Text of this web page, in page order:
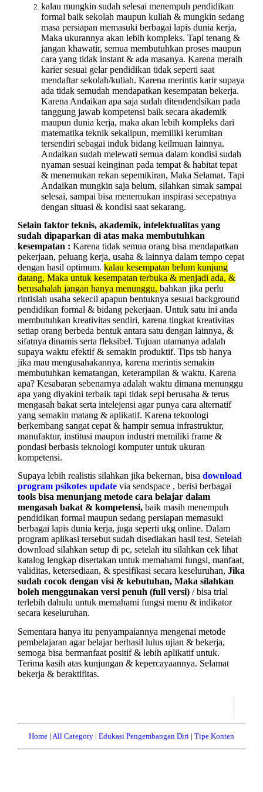
kalau mungkin sudah selesai menempuh pendidikan
formal baik sekolah maupun kuliah & mungkin sedang
masa persiapan memasuki berbagai lapis dunia kerja,
Maka ukurannya akan lebih kompleks. Tapi tenang &
jangan khawatir, semua membutuhkan proses maupun
cara yang tidak instant & ada masanya. Karena meraih
karier sesuai gelar pendidikan tidak seperti saat
mendaftar sekolah/kuliah. Karena merintis karir supaya
ada tidak semudah mendapatkan kesempatan bekerja.
Karena Andaikan apa saja sudah ditendendsikan pada
tanggung jawab kompetensi baik secara akademik
maupun dunia kerja, maka akan lebih kompleks dari
matematika teknik sekalipun, memiliki kerumitan
tersendiri sebagai induk bidang keilmuan lainnya.
Andaikan sudah melewati semua dalam kondisi sudah
nyaman sesuai keinginan pada tempat & habitat tepat
& menemukan rekan sepemikiran, Maka Selamat. Tapi
Andaikan mungkin saja belum, silahkan simak sampai
selesai, sampai bisa menemukan inspirasi secepatnya
dengan situasi & kondisi saat sekarang.
Selain faktor teknis, akademik, intelektualitas yang
sudah dipaparkan di atas maka membutuhkan
kesempatan : Karena tidak semua orang bisa mendapatkan
pekerjaan, peluang kerja, usaha & lainnya dalam tempo cepat
dengan hasil optimum. kalau kesempatan belum kunjung
datang, Maka untuk kesempatan terbuka & menjadi ada, &
berusahalah jangan hanya menunggu, bahkan jika perlu
rintislah usaha sekecil apapun bentuknya sesuai background
pendidikan formal & bidang pekerjaan. Untuk satu ini anda
membutuhkan kreativitas sendiri, karena tingkat kreativitas
setiap orang berbeda bentuk antara satu dengan lainnya, &
sifatnya dinamis serta fleksibel. Tujuan utamanya adalah
supaya waktu efektif & semakin produktif. Tips tsb hanya
jika mau mengusahakannya, karena merintis semakin
membutuhkan kematangan, keterampilan & waktu. Karena
apa? Kesabaran sebenarnya adalah waktu dimana menunggu
apa yang diyakini terbaik tapi tidak sepi berusaha & terus
mengasah bakat serta intelejensi agar punya cara alternatif
yang semakin matang & aplikatif. Karena teknologi
berkembang sangat cepat & hampir semua infrastruktur,
manufaktur, institusi maupun industri memiliki frame &
pondasi berbasis teknologi komputer untuk ukuran
kompetensi.
Supaya lebih realistis silahkan jika bekernan, bisa download
program psikotes update via sendspace , berisi berbagai
tools bisa menunjang metode cara belajar dalam
mengasah bakat & kompetensi, baik masih menempuh
pendidikan formal maupun sedang persiapan memasuki
berbagai lapis dunia kerja, juga seperti ukg online. Dalam
program aplikasi tersebut sudah disediakan hasil test. Setelah
download silahkan setup di pc, setelah itu silahkan cek lihat
katalog lengkap disertakan untuk memahami fungsi, manfaat,
validitas, ketersediaan, & spesifikasi secara keseluruhan, Jika
sudah cocok dengan visi & kebutuhan, Maka silahkan
boleh menggunakan versi penuh (full versi) / bisa trial
terlebih dahulu untuk memahami fungsi menu & indikator
secara keseluruhan.
Sementara hanya itu penyampaiannya mengenai metode
pembelajaran agar belajar berhasil lulus ujian & bekerja,
semoga bisa bermanfaat positif & lebih aplikatif untuk.
Terima kasih atas kunjungan & kepercayaannya. Selamat
bekerja & beraktifitas.
Home | All Category | Edukasi Pengembangan Diri | Tipe Konten